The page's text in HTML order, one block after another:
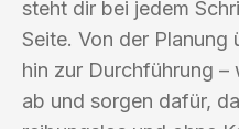
steht dir bei jedem
Seite. Von der
hin zur Durchführung –
ab und sorgen dafür,